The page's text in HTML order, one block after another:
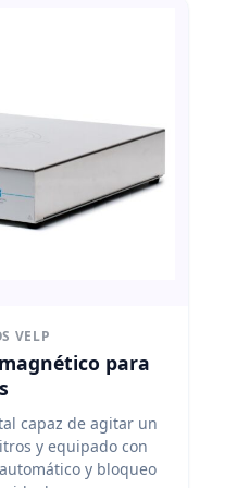
VELP
para
capaz de agitar un
y equipado con
y bloqueo